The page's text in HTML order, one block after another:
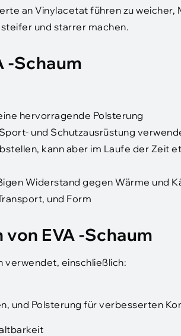
an Vinylacetat führen zu weicher,
und starrer machen.
-Schaum
hervorragende Polsterung
und Schutzausrüstung
kann aber im Laufe der Zeit
Widerstand gegen Wärme und
und Form
EVA -Schaum
verwendet, einschließlich:
und Polsterung für verbesserten